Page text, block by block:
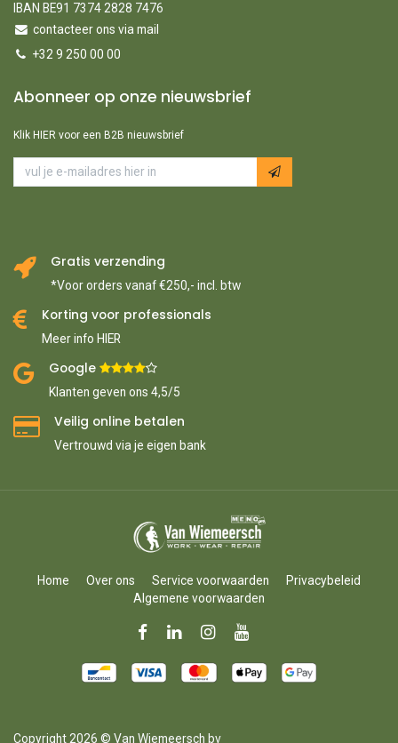
IBAN BE91 7374 2828 7476
contacteer ons via mail
+32 9 250 00 00
Abonneer op onze nieuwsbrief
Klik HIER voor een B2B nieuwsbrief
Gratis verzending
*Voor orders vanaf €250,- incl. btw
Korting voor professionals
Meer info HIER
Google ​
Klanten geven ons 4,5/5
Veilig online betalen
Vertrouwd via je eigen bank
Home Over ons Service voorwaarden
Privacybeleid
Algemene voorwaarden
Copyright 2026 © Van Wiemeersch bv